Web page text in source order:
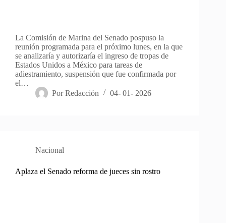
La Comisión de Marina del Senado pospuso la
reunión programada para el próximo lunes, en la que
se analizaría y autorizaría el ingreso de tropas de
Estados Unidos a México para tareas de
adiestramiento, suspensión que fue confirmada por
el…
Por Redacción 04- 01- 2026
Nacional
Aplaza el Senado reforma de jueces sin rostro